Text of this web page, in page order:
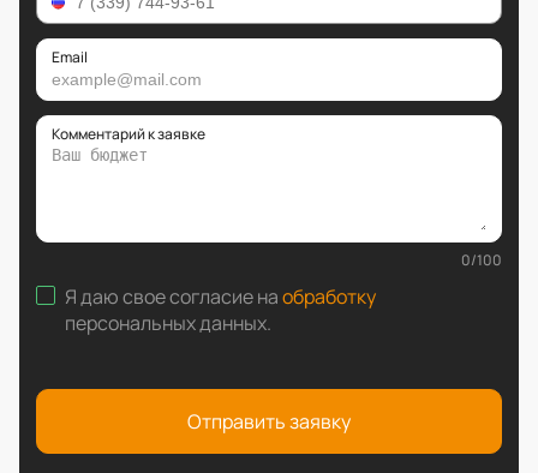
Email
Комментарий к заявке
0/100
Я даю свое согласие наобработку
персональных данных.
Отправить заявку